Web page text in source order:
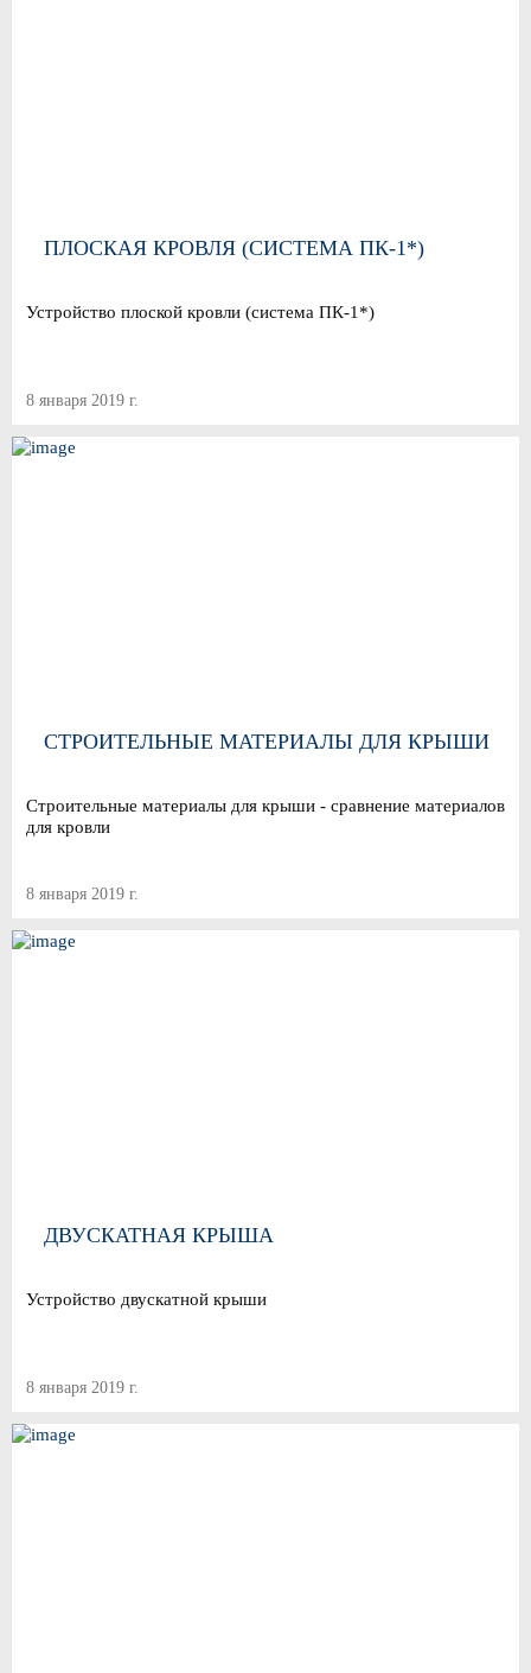
ПЛОСКАЯ КРОВЛЯ (СИСТЕМА ПК-1*)
Устройство плоской кровли (система ПК-1*)
8 января 2019 г.
СТРОИТЕЛЬНЫЕ МАТЕРИАЛЫ ДЛЯ КРЫШИ
Строительные материалы для крыши - сравнение материалов
для кровли
8 января 2019 г.
ДВУСКАТНАЯ КРЫША
Устройство двускатной крыши
8 января 2019 г.